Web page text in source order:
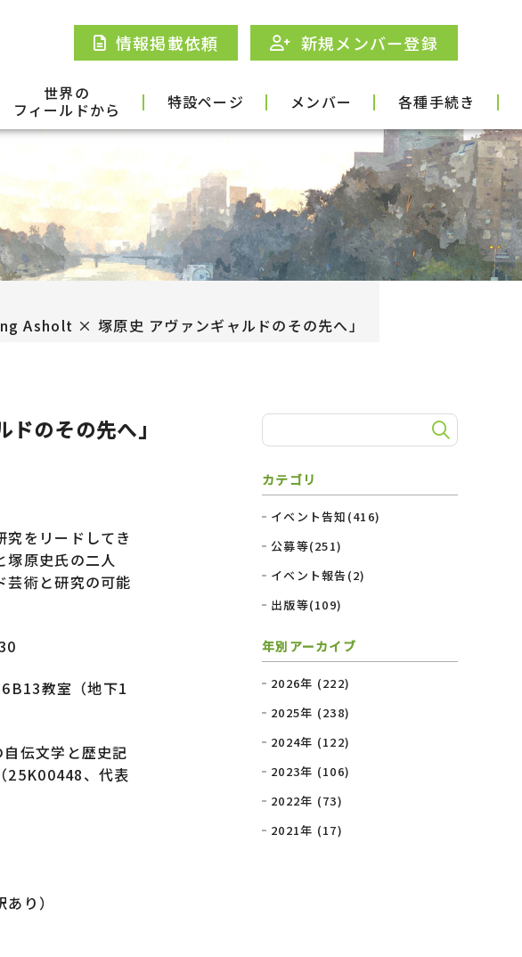
情報掲載依頼 新規メンバー登録
世界の
フィールドから 特設ページ メンバー 各種手続き
Asholt × 塚原史 アヴァンギャルドのその先へ」
のその先へ」
究をリードしてき
塚原史氏の二人
芸術と研究の可能
教室（地下1
伝文学と歴史記
25K00448、代表
あり ）
カテゴリ
イベント告知(416)
公募等(251)
イベント報告(2)
出版等(109)
年別アーカイブ
2026年 (222)
2025年 (238)
2024年 (122)
2023年 (106)
2022年 (73)
2021年 (17)